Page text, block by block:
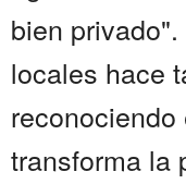
bien
locales hace
transforma la